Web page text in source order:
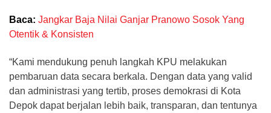
Baca: Jangkar Baja Nilai Ganjar Pranowo Sosok Yang
Otentik & Konsisten
“Kami mendukung penuh langkah KPU melakukan
pembaruan data secara berkala. Dengan data yang valid
dan administrasi yang tertib, proses demokrasi di Kota
Depok dapat berjalan lebih baik, transparan, dan tentunya